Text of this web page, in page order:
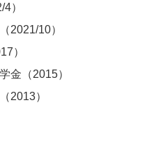
）
2021/10）
）
金（2015）
2013）